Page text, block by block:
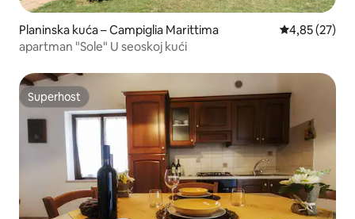
Planinska kuća – Campiglia Marittima Prosječna
4,85 (27)
apartman "Sole" U seoskoj kući
Superhost
Superhost